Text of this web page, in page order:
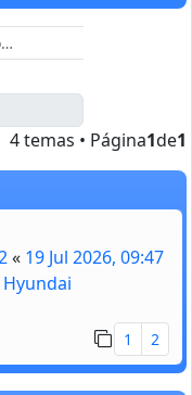
4 temas • Página1de1
« 19 Jul 2026, 09:47
1 2